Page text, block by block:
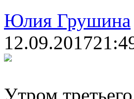
Юлия Грушина
12.09.2017